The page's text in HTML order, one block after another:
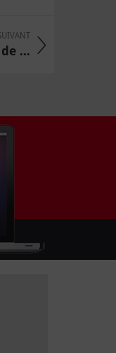
...